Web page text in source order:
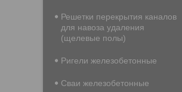
Решетки перекрытия каналов
для навоза удаления
(щелевые полы)
Ригели железобетонные
Сваи железобетонные